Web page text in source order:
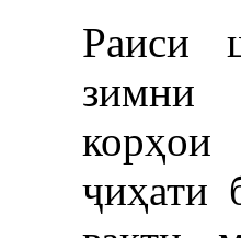
Раиси
зимни
ҷиҳати